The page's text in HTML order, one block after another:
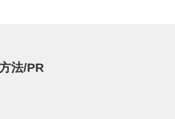
左右のパネルをそれぞれ鮮烈なレッド
法/PR